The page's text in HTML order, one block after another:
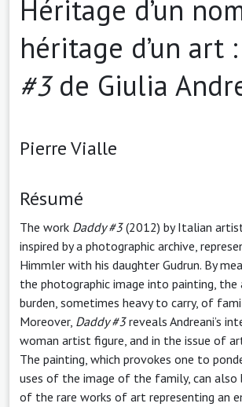
Héritage d’un
héritage d’un art :
#3de Giulia
Pierre Vialle
Résumé
The work Daddy #3(2012) by Italian artist
inspired by a photographic archive,
Himmler with his daughter Gudrun. By
the photographic image into painting,
burden, sometimes heavy to carry, of
Moreover, Daddy #3reveals Andreani’s
woman artist figure, and in the issue of
The painting, which provokes one to
uses of the image of the family, can also
of the rare works of art representing an